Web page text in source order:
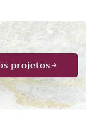
projetos